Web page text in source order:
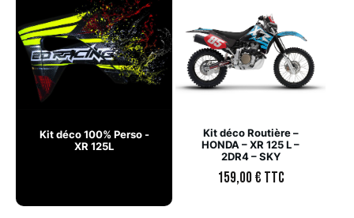
Kit déco 100% Perso -
XR 125L
Kit déco Routière –
HONDA – XR 125 L –
2DR4 – SKY
159,00€ TTC